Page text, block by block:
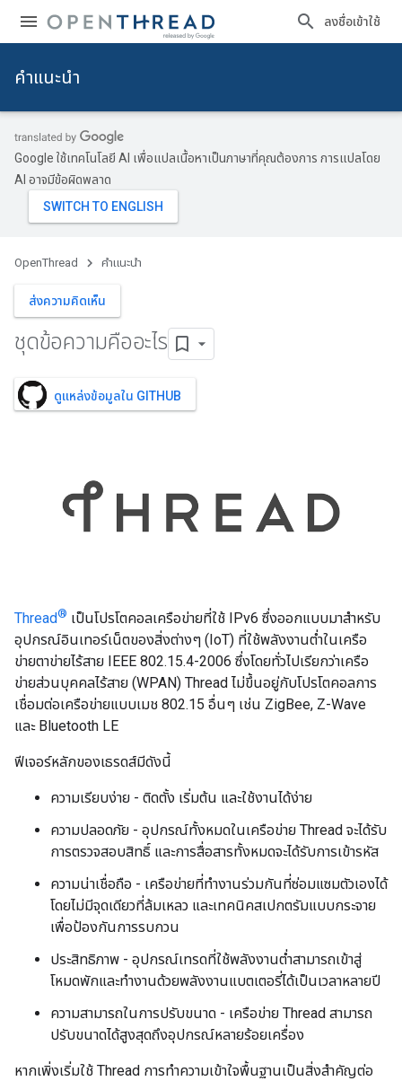
ลงชื่อเข้าใช้
คำแนะนำ
Google ใช้เทคโนโลยี AI เพื่อแปลเนื้อหาเป็นภาษาที่คุณต้องการ การแปลโดย
AI อาจมีข้อผิดพลาด
OpenThread คำแนะนำ
ส่งความคิดเห็น
ชุดข้อความคืออะไร
ดูแหล่งข้อมูลใน GITHUB
Thread® เป็นโปรโตคอลเครือข่ายที่ใช้ IPv6 ซึ่งออกแบบมาสำหรับ
อุปกรณ์อินเทอร์เน็ตของสิ่งต่างๆ (IoT) ที่ใช้พลังงานต่ำในเครือ
ข่ายตาข่ายไร้สาย IEEE 802.15.4-2006 ซึ่งโดยทั่วไปเรียกว่าเครือ
ข่ายส่วนบุคคลไร้สาย (WPAN) Thread ไม่ขึ้นอยู่กับโปรโตคอลการ
เชื่อมต่อเครือข่ายแบบเมช 802.15 อื่นๆ เช่น ZigBee, Z-Wave
และ Bluetooth LE
ฟีเจอร์หลักของเธรดส์มีดังนี้
ความเรียบง่าย - ติดตั้ง เริ่มต้น และใช้งานได้ง่าย
ความปลอดภัย - อุปกรณ์ทั้งหมดในเครือข่าย Thread จะได้รับ
การตรวจสอบสิทธิ์ และการสื่อสารทั้งหมดจะได้รับการเข้ารหัส
ความน่าเชื่อถือ - เครือข่ายที่ทำงานร่วมกันที่ซ่อมแซมตัวเองได้
โดยไม่มีจุดเดียวที่ล้มเหลว และเทคนิคสเปกตรัมแบบกระจาย
เพื่อป้องกันการรบกวน
ประสิทธิภาพ - อุปกรณ์เทรดที่ใช้พลังงานต่ำสามารถเข้าสู่
โหมดพักและทำงานด้วยพลังงานแบตเตอรี่ได้เป็นเวลาหลายปี
ความสามารถในการปรับขนาด - เครือข่าย Thread สามารถ
ปรับขนาดได้สูงสุดถึงอุปกรณ์หลายร้อยเครื่อง
หากเพิ่งเริ่มใช้ Thread การทำความเข้าใจพื้นฐานเป็นสิ่งสำคัญต่อ